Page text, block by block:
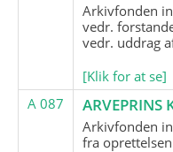
Arkivfonden
vedr.
vedr. uddrag
[Klik for at se]
A 087
ARVEPRINS
Arkivfonden
fra